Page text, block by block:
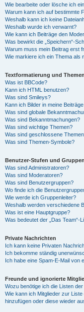
Wie bearbeite oder lösche ich
Warum kann ich auf bestimmte
Weshalb kann ich keine
Weshalb wurde ich verwarnt?
Wie kann ich Beiträge den
Was bewirkt die „Speichern“-
Warum muss mein Beitrag erst
Wie markiere ich ein Thema als
Textformatierung und
Was ist BBCode?
Kann ich HTML benutzen?
Was sind Smileys?
Kann ich Bilder in meine
Was sind globale
Was sind Bekanntmachungen?
Was sind wichtige Themen?
Was sind geschlossene
Was sind Themen-Symbole?
Benutzer-Stufen und Gruppen
Was sind Administratoren?
Was sind Moderatoren?
Was sind Benutzergruppen?
Wo finde ich die
Wie werde ich Gruppenleiter?
Weshalb werden verschiedene
Was ist eine Hauptgruppe?
Was bedeutet der „Das Team“-
Private Nachrichten
Ich kann keine Privaten
Ich bekomme ständig
Ich habe eine Spam-E-Mail von
Freunde und ignorierte
Wozu benötige ich die Listen
Wie kann ich Mitglieder zur
hinzufügen oder diese wieder